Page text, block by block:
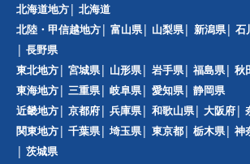
北海道地方
北海道
北陸・甲信越地方
富山県 山梨県 新潟県 石
長野県
東北地方
宮城県 山形県 岩手県 福島県 秋
東海地方
三重県 岐阜県 愛知県
静岡県
近畿地方
京都府 兵庫県 和歌山県 大阪府
関東地方
千葉県 埼玉県 東京都 栃木県 神
茨城県